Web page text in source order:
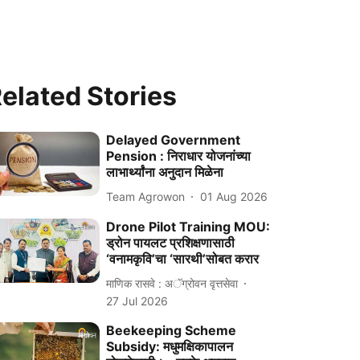
Stories
Delayed Government
Pension : निराधार योजनांच्या
लाभार्थ्यांना अनुदान मिळेना
Team Agrowon 01 Aug 2026
Drone Pilot Training MOU:
ड्रोन पायलट प्रशिक्षणासाठी
‘वनामकृवि’चा ‘सारथी’सोबत करार
माणिक रासवे : अॅग्रोवन वृत्तसेवा
27 Jul 2026
Beekeeping Scheme
Subsidy: मधुमक्षिकापालन